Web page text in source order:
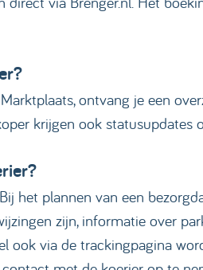
ontvang je een
krijgen ook statusupdates
het plannen van een
zijn, informatie over
ook via de trackingpagina